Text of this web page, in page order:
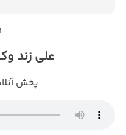
علی زند
پخش